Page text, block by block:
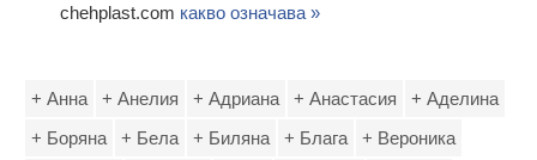
chehplast.com какво означава »
+ Анна + Анелия + Адриана + Анастасия
+ Аделина
+ Боряна
+ Бела + Биляна + Блага
+ Вероника